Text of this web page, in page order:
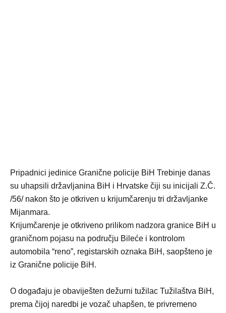
Pripadnici jedinice Granične policije BiH Trebinje danas
su uhapsili državljanina BiH i Hrvatske čiji su inicijali Z.Č.
/56/ nakon što je otkriven u krijumčarenju tri državljanke
Mijanmara.
Krijumčarenje je otkriveno prilikom nadzora granice BiH u
graničnom pojasu na području Bileće i kontrolom
automobila “reno”, registarskih oznaka BiH, saopšteno je
iz Granične policije BiH.
O događaju je obaviješten dežurni tužilac Tužilaštva BiH,
prema čijoj naredbi je vozač uhapšen, te privremeno